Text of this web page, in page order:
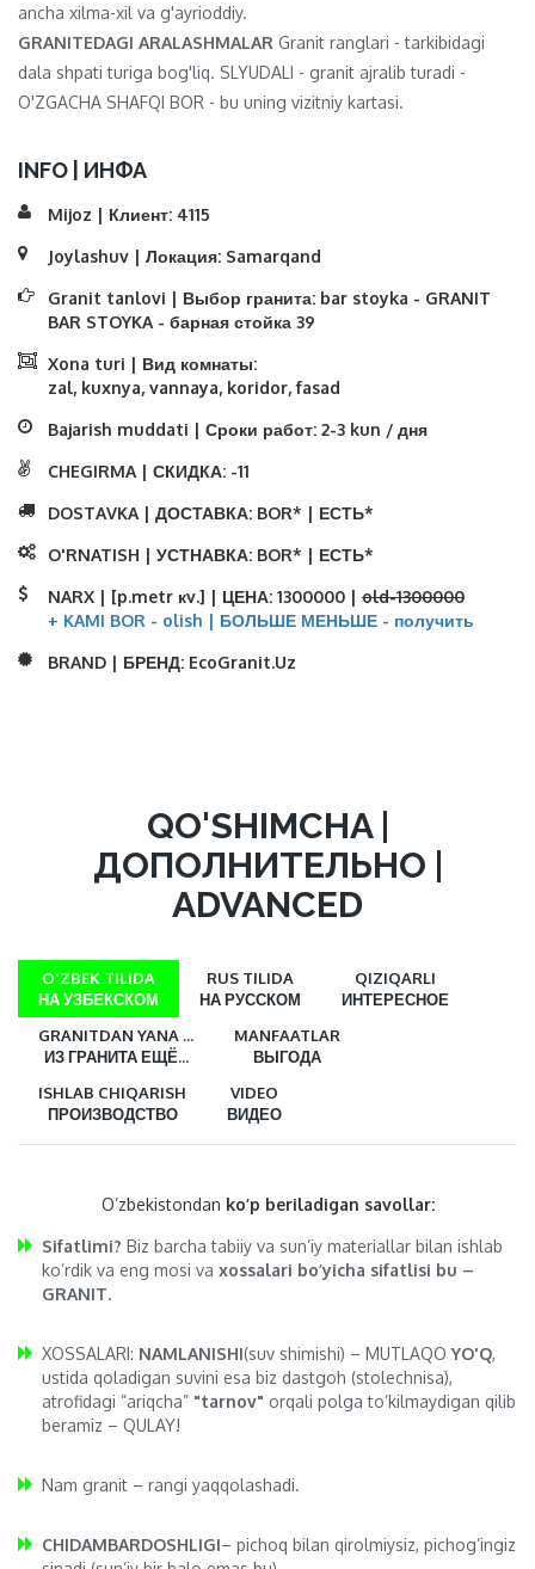
ancha xilma-xil va g'ayrioddiy.
GRANITEDAGI ARALASHMALAR Granit ranglari - tarkibidagi
dala shpati turiga bog'liq. SLYUDALI - granit ajralib turadi -
O'ZGACHA SHAFQI BOR - bu uning vizitniy kartasi.
INFO | ИНФА
Mijoz | Клиент: 4115
Joylashuv | Локация: Samarqand
Granit tanlovi | Выбор гранита: bar stoyka - GRANIT
BAR STOYKA - барная стойка 39
Xona turi | Вид комнаты:
zal, kuxnya, vannaya, koridor, fasad
Bajarish muddati | Сроки работ: 2-3 kun / дня
CHEGIRMA | СКИДКА: -11
DOSTAVKA | ДОСТАВКА: BOR* | ЕСТЬ*
O'RNATISH | УСТНАВКА: BOR* | ЕСТЬ*
NARX | [p.metr кv.] | ЦЕНА: 1300000 | old-1300000
+ KAMI BOR - olish | БОЛЬШЕ МЕНЬШЕ - получить
BRAND | БРЕНД: EcoGranit.Uz
QO'SHIMCHA |
ДОПОЛНИТЕЛЬНО |
ADVANCED
O'ZBEK TILIDA
НА УЗБЕКСКОМ
RUS TILIDA
НА РУССКОМ
QIZIQARLI
ИНТЕРЕСНОЕ
GRANITDAN YANA ...
ИЗ ГРАНИТА ЕЩЁ...
MANFAATLAR
ВЫГОДА
ISHLAB CHIQARISH
ПРОИЗВОДСТВО
VIDEO
ВИДЕО
O’zbekistondan ko’p beriladigan savollar:
Sifatlimi? Biz barcha tabiiy va sun’iy materiallar bilan ishlab
ko’rdik va eng mosi va xossalari bo’yicha sifatlisi bu –
GRANIT.
XOSSALARI: NAMLANISHI(suv shimishi) – MUTLAQOYO'Q,
ustida qoladigan suvini esa biz dastgoh (stolechnisa),
atrofidagi ”ariqcha” "tarnov" orqali polga to’kilmaydigan qilib
beramiz – QULAY!
Nam granit – rangi yaqqolashadi.
CHIDAMBARDOSHLIGI– pichoq bilan qirolmiysiz, pichog’ingiz